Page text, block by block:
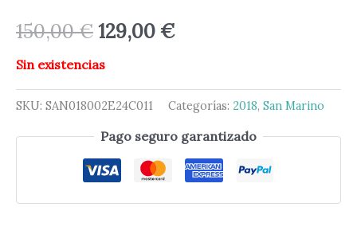
150,00€129,00€
Sin existencias
SKU: SAN018002E24C011 Categorías: 2018, San Marino
Pago seguro garantizado